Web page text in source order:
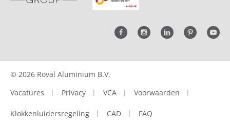
© 2026 Roval Aluminium B.V.
Vacatures
Privacy VCA Voorwaarden
Klokkenluidersregeling CAD FAQ